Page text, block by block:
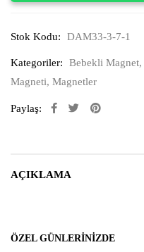
Stok Kodu: DAM33-3-7-1
Kategoriler: Bebekli Magnet,
Magneti, Magnetler
Paylaş:
AÇIKLAMA
ÖZEL GÜNLERINIZDE